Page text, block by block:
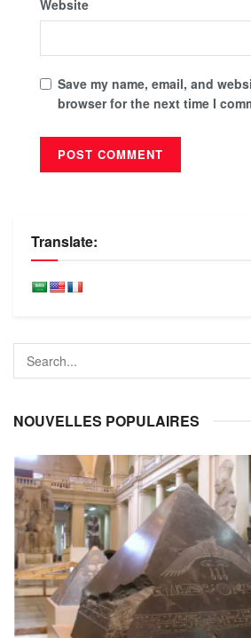
Website
Save my name, email, and
browser for the next time I
Translate:
NOUVELLES POPULAIRES